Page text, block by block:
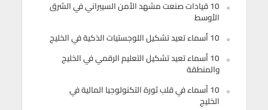
10 قيادات صنعت مشهد الأمن السيبراني في الشرق
الأوسط
10 أسماء تعيد تشكيل اللوجستيات الذكية في الخليج
10 أسماء تعيد تشكيل التعليم الرقمي في الخليج
والمنطقة
10 أسماء في قلب ثورة التكنولوجيا المالية في
الخليج